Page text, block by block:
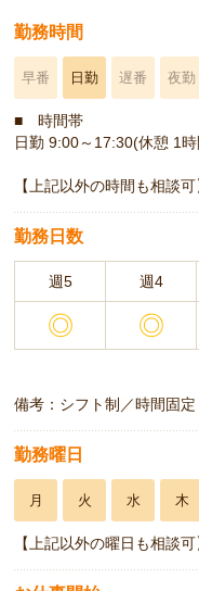
勤務時間
早番 日勤 遅番 夜勤
■ 時間帯
日勤 9:00～17:30(休憩 1
【上記以外の時間も相談可
勤務日数
週5 週4
◎ ◎
備考：シフト制／時間固定
勤務曜日
月 火 水 木
【上記以外の曜日も相談可